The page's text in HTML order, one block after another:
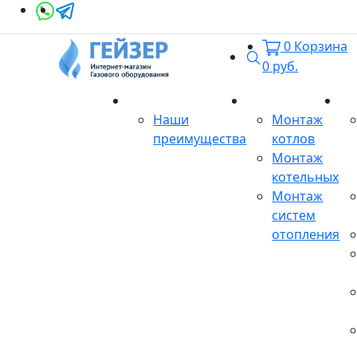
Поиск
0 Корзина
0 руб.
Наши
преимущества
Монтаж
котлов
Монтаж
котельных
Монтаж
систем
отопления